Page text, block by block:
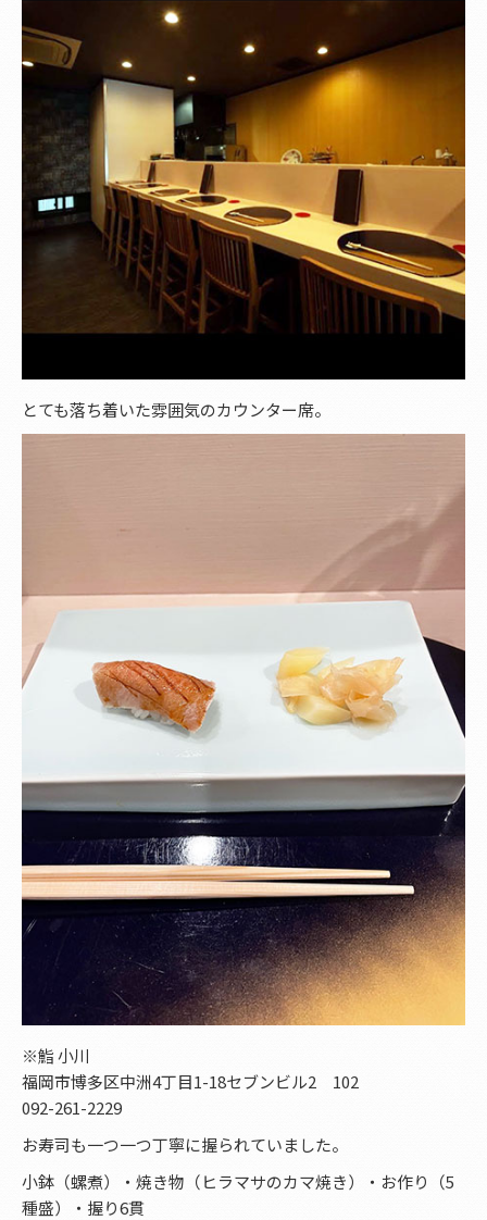
とても落ち着いた雰囲気のカウンター席。
※鮨 小川
福岡市博多区中洲4丁目1-18セブンビル2 102
092-261-2229
お寿司も一つ一つ丁寧に握られていました。
小鉢（螺煮）・焼き物（ヒラマサのカマ焼き）・お作り（5
種盛）・握り6貫